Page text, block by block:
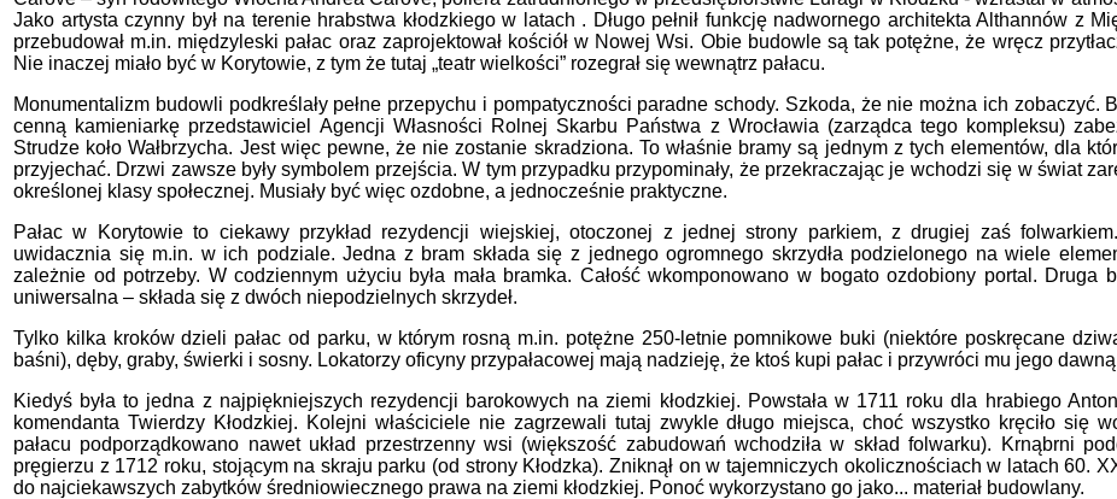
Jako artysta czynny był na terenie hrabstwa kłodzkiego w latach . Długo pełnił funkcję nadwornego architekta Althannów z
przebudował m.in. międzyleski pałac oraz zaprojektował kościół w Nowej Wsi. Obie budowle są tak potężne, że wręcz
Nie inaczej miało być w Korytowie, z tym że tutaj „teatr wielkości” rozegrał się wewnątrz pałacu.
Monumentalizm budowli podkreślały pełne przepychu i pompatyczności paradne schody. Szkoda, że nie można ich zobaczyć.
cenną kamieniarkę przedstawiciel Agencji Własności Rolnej Skarbu Państwa z Wrocławia (zarządca tego kompleksu)
Strudze koło Wałbrzycha. Jest więc pewne, że nie zostanie skradziona. To właśnie bramy są jednym z tych elementów, dla
przyjechać. Drzwi zawsze były symbolem przejścia. W tym przypadku przypominały, że przekraczając je wchodzi się w świat
określonej klasy społecznej. Musiały być więc ozdobne, a jednocześnie praktyczne.
Pałac w Korytowie to ciekawy przykład rezydencji wiejskiej, otoczonej z jednej strony parkiem, z drugiej zaś
uwidacznia się m.in. w ich podziale. Jedna z bram składa się z jednego ogromnego skrzydła podzielonego na wiele
zależnie od potrzeby. W codziennym użyciu była mała bramka. Całość wkomponowano w bogato ozdobiony portal. Druga
uniwersalna – składa się z dwóch niepodzielnych skrzydeł.
Tylko kilka kroków dzieli pałac od parku, w którym rosną m.in. potężne 250-letnie pomnikowe buki (niektóre poskręcane
baśni), dęby, graby, świerki i sosny. Lokatorzy oficyny przypałacowej mają nadzieję, że ktoś kupi pałac i przywróci mu jego
Kiedyś była to jedna z najpiękniejszych rezydencji barokowych na ziemi kłodzkiej. Powstała w 1711 roku dla hrabiego
komendanta Twierdzy Kłodzkiej. Kolejni właściciele nie zagrzewali tutaj zwykle długo miejsca, choć wszystko kręciło się
pałacu podporządkowano nawet układ przestrzenny wsi (większość zabudowań wchodziła w skład folwarku). Krnąbrni
pręgierzu z 1712 roku, stojącym na skraju parku (od strony Kłodzka). Zniknął on w tajemniczych okolicznościach w latach 60.
do najciekawszych zabytków średniowiecznego prawa na ziemi kłodzkiej. Ponoć wykorzystano go jako... materiał budowlany.